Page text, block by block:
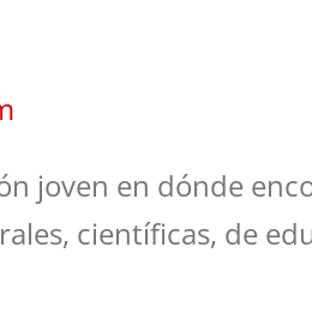
joven en dónde
científicas, de